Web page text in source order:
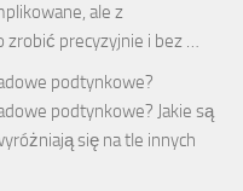
ale z
precyzyjnie i bez …
podtynkowe?
podtynkowe? Jakie są
się na tle innych